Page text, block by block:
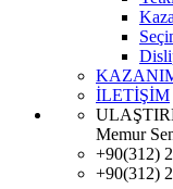
İLETİŞİM
Memur
+90(312)
+90(312)